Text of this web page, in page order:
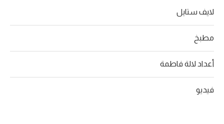
لايف ستايل
مطبخ
أعداد لالة فاطمة
فيديو